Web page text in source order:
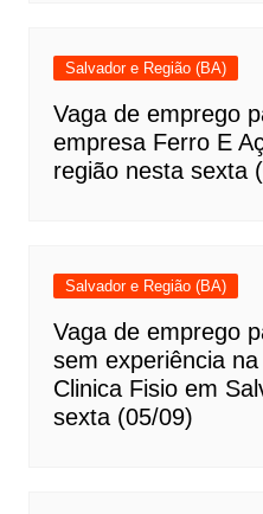
Salvador e Região (BA)
Vaga de emprego
empresa Ferro E
região nesta sexta
Salvador e Região (BA)
Vaga de emprego
sem experiência
Clinica Fisio em
sexta (05/09)